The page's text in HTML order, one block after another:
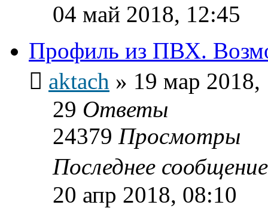
04 май 2018, 12:45
Профиль из ПВХ.
aktach » 19 мар 2018,
29 Ответы
24379 Просмотры
Последнее
20 апр 2018, 08:10